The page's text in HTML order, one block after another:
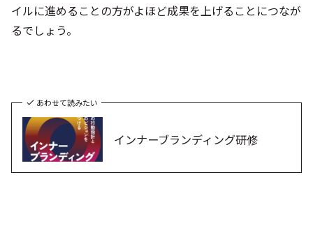
イルに進めることの方がよほど成果を上げることにつなが
るでしょう。
あわせて読みたい
インナーブランディング研修